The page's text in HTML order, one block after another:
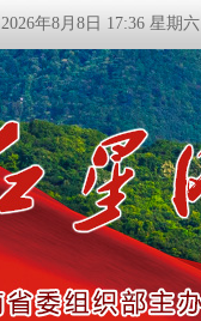
2026年8月8日 17:36 星期六